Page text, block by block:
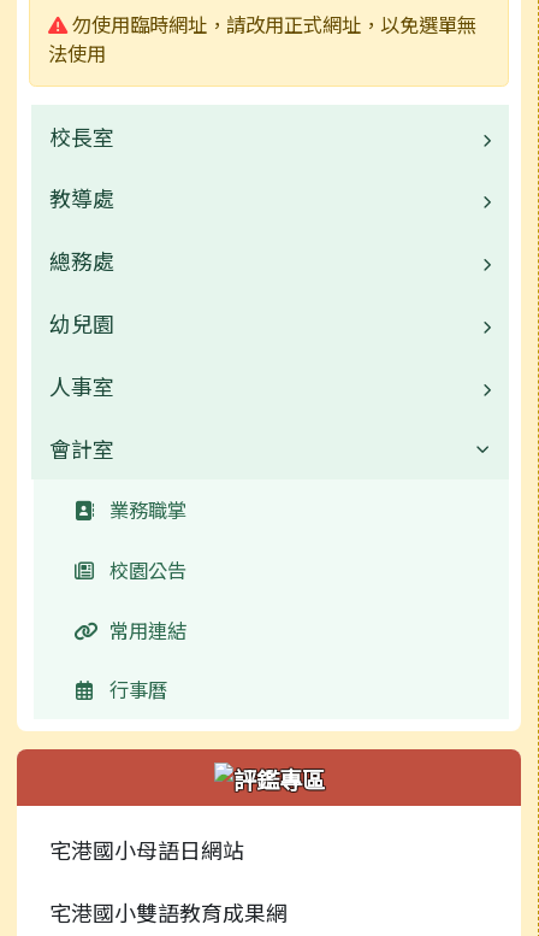
警告:
勿使用臨時網址，請改用正式網址，以免選單無
法使用
校長室
業務職掌
常用連結
教導處
業務職掌
校園公告
常用連結
活動相簿
榮譽榜
行事曆
校園影音
評鑑專區
學校規範
新聞報導
捐贈芳名錄
總務處
業務職掌
校園公告
常用連結
活動相簿
行事曆
捐贈芳名錄
檔案下載
幼兒園
校園公告
業務職掌
活動相簿
新聞報導
榮譽榜
校園影音
常用連結
檔案下載
行事曆
人事室
業務職掌
校園公告
常用連結
行事曆
會計室
業務職掌
校園公告
常用連結
行事曆
宅港國小母語日網站
宅港國小雙語教育成果網